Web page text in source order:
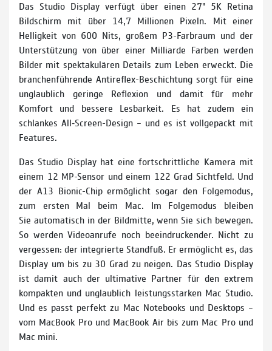
Das Studio Display verfügt über einen 27" 5K Retina
Bildschirm mit über 14,7 Millionen Pixeln. Mit einer
Helligkeit von 600 Nits, großem P3-Farbraum und der
Unterstützung von über einer Milliarde Farben werden
Bilder mit spektakulären Details zum Leben erweckt. Die
branchenführende Antireflex-Beschichtung sorgt für eine
unglaublich geringe Reflexion und damit für mehr
Komfort und bessere Lesbarkeit. Es hat zudem ein
schlankes All‑Screen-Design – und es ist vollgepackt mit
Features.
Das Studio Display hat eine fortschrittliche Kamera mit
einem 12 MP-Sensor und einem 122 Grad Sichtfeld. Und
der A13 Bionic-Chip ermöglicht sogar den Folgemodus,
zum ersten Mal beim Mac. Im Folgemodus bleiben
Sie automatisch in der Bildmitte, wenn Sie sich bewegen.
So werden Videoanrufe noch beeindru­ckender. Nicht zu
vergessen: der integrierte Standfuß. Er ermöglicht es, das
Display um bis zu 30 Grad zu neigen. Das Studio Display
ist damit auch der ultimative Partner für den extrem
kompakten und unglaublich leistungs­starken Mac Studio.
Und es passt perfekt zu Mac Notebooks und Desktops –
vom MacBook Pro und MacBook Air bis zum Mac Pro und
Mac mini.